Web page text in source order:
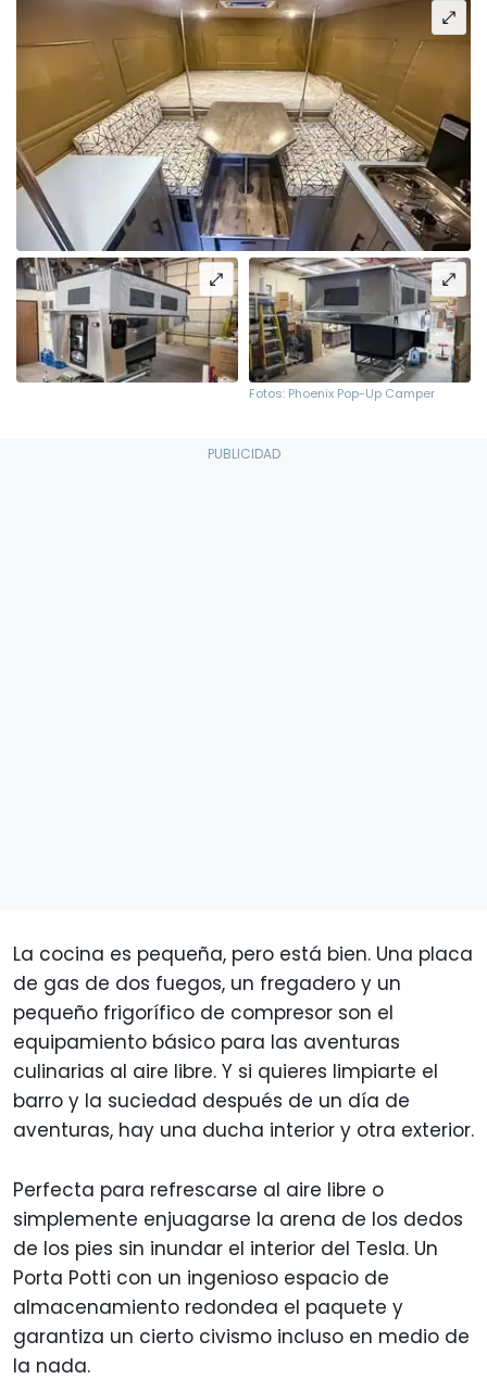
Fotos: Phoenix Pop-Up Camper
La cocina es pequeña, pero está bien. Una placa
de gas de dos fuegos, un fregadero y un
pequeño frigorífico de compresor son el
equipamiento básico para las aventuras
culinarias al aire libre. Y si quieres limpiarte el
barro y la suciedad después de un día de
aventuras, hay una ducha interior y otra exterior.
Perfecta para refrescarse al aire libre o
simplemente enjuagarse la arena de los dedos
de los pies sin inundar el interior del Tesla. Un
Porta Potti con un ingenioso espacio de
almacenamiento redondea el paquete y
garantiza un cierto civismo incluso en medio de
la nada.